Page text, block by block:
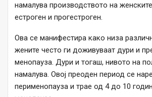
намалува производството на
естроген и прогестроген.
Ова се манифестира како низа
жените често ги доживуваат дури и
менопауза. Дури и тогаш, нивото на
намалува. Овој преоден период се
перименопауза и трае од 4 до 10